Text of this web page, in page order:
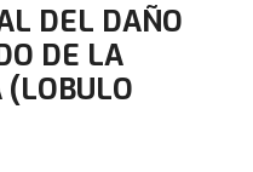
DEL DAÑO
DE LA
(LOBULO